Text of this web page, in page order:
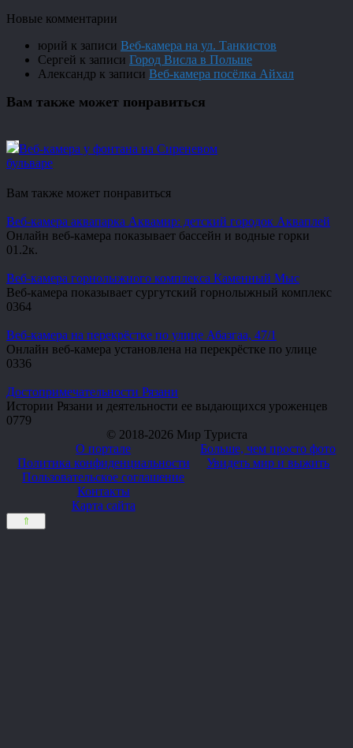
Новые комментарии
юрий к записи Веб-камера на ул. Танкистов
Сергей к записи Город Висла в Польше
Александр к записи Веб-камера посёлка Айхал
Вам также может понравиться
Веб-камера у фонтана на Сиреневом
бульваре
Вам также может понравиться
Веб-камера аквапарка Аквамир: детский городок Акваплей
Онлайн веб-камера показывает бассейн и водные горки
01.2к.
Веб-камера горнолыжного комплекса Каменный Мыс
Веб-камера показывает сургутский горнолыжный комплекс
0364
Веб-камера на перекрёстке по улице Абазгаа, 47/1
Онлайн веб-камера установлена на перекрёстке по улице
0336
Достопримечательности Рязани
Истории Рязани и деятельности ее выдающихся уроженцев
0779
© 2018-2026 Мир Туриста
О портале
Политика конфиденциальности
Пользовательское соглашение
Контакты
Карта сайта
Больше, чем просто фото
Увидеть мир и выжить